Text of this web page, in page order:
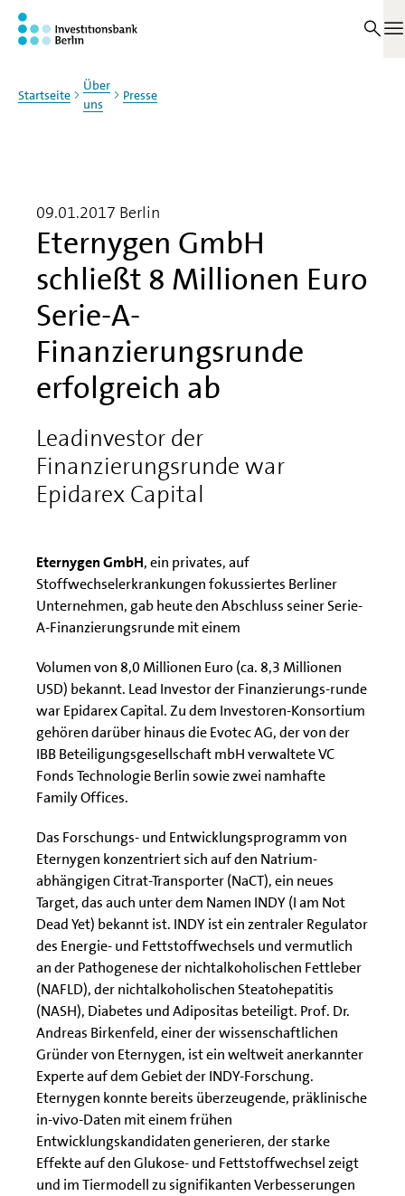
Zum Haupinhalt springen
Startseite
Über
uns
Presse
Eternygen GmbH
schließt 8 Millionen Euro
Serie-A-
Finanzierungsrunde
erfolgreich ab
09.01.2017 Berlin
Leadinvestor der
Finanzierungsrunde war
Epidarex Capital
Eternygen GmbH, ein privates, auf
Stoffwechselerkrankungen fokussiertes Berliner
Unternehmen, gab heute den Abschluss seiner Serie-
A-Finanzierungsrunde mit einem
Volumen von 8,0 Millionen Euro (ca. 8,3 Millionen
USD) bekannt. Lead Investor der Finanzierungs-runde
war Epidarex Capital. Zu dem Investoren-Konsortium
gehören darüber hinaus die Evotec AG, der von der
IBB Beteiligungsgesellschaft mbH verwaltete VC
Fonds Technologie Berlin sowie zwei namhafte
Family Offices.
Das Forschungs- und Entwicklungsprogramm von
Eternygen konzentriert sich auf den Natrium-
abhängigen Citrat-Transporter (NaCT), ein neues
Target, das auch unter dem Namen INDY (I am Not
Dead Yet) bekannt ist. INDY ist ein zentraler Regulator
des Energie- und Fettstoffwechsels und vermutlich
an der Pathogenese der nichtalkoholischen Fettleber
(NAFLD), der nichtalkoholischen Steatohepatitis
(NASH), Diabetes und Adipositas beteiligt. Prof. Dr.
Andreas Birkenfeld, einer der wissenschaftlichen
Gründer von Eternygen, ist ein weltweit anerkannter
Experte auf dem Gebiet der INDY-Forschung.
Eternygen konnte bereits überzeugende, präklinische
in-vivo-Daten mit einem frühen
Entwicklungskandidaten generieren, der starke
Effekte auf den Glukose- und Fettstoffwechsel zeigt
und im Tiermodell zu signifikanten Verbesserungen